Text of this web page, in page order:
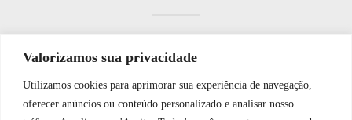
Valorizamos sua privacidade
Utilizamos cookies para aprimorar sua experiência de navegação,
oferecer anúncios ou conteúdo personalizado e analisar nosso
Termos populares
O que é: Vídeo Portaria
WhatsApp JF Tech